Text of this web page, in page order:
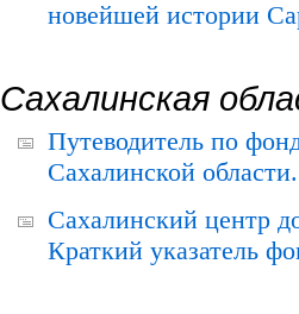
новейшей истории
Сахалинская
Путеводитель по
Сахалинской
Сахалинский центр
Краткий указатель